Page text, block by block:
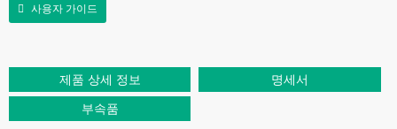
사용자 가이드
제품 상세 정보 명세서
부속품